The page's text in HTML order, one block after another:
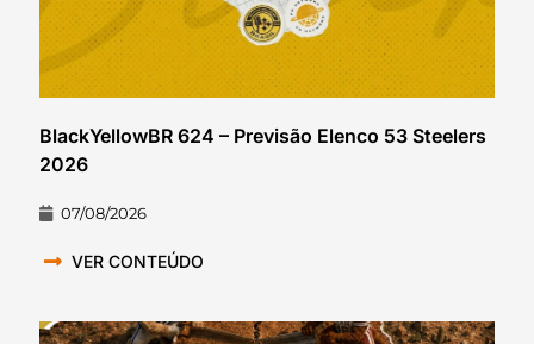
BlackYellowBR 624 – Previsão Elenco 53 Steelers
2026
07/08/2026
VER CONTEÚDO